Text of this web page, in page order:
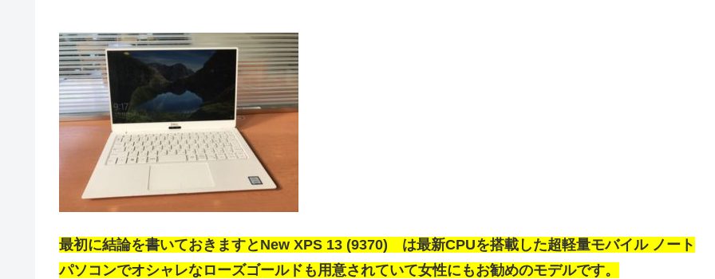
最初に結論を書いておきますとNew XPS 13 (9370) は最新CPUを搭載した超軽量モバイル ノート
パソコンでオシャレなローズゴールドも用意されていて女性にもお勧めのモデルです。